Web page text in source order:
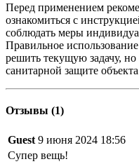
Перед применением
ознакомиться с
соблюдать меры
Правильное
решить текущую задачу,
санитарной защите
Отзывы (1)
Guest 9 июня 2024 18:56
Супер вещь!